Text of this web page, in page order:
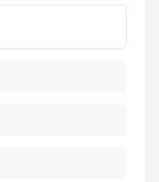
ilişkin
belirtilen